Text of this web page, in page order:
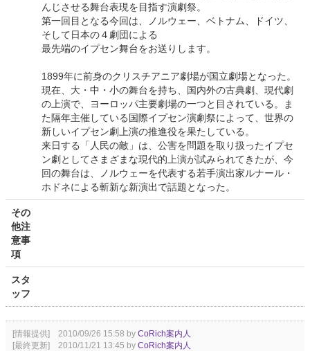
んじさせる舞台表現を目指す演劇祭。
第一回目となる今回は、ノルウェー、ベトナム、ドイツ、
そして日本の４劇団による
最先端のイプセン舞台をお送りします。
1899年に前身のクリスチアニア劇場が国立劇場となった。
現在、大・中・小の舞台を持ち、国内外の古典劇、現代劇
の上演で、ヨーロッパ主要劇場の一つと目されている。ま
た隔年主催している国際イプセン演劇祭によって、世界の
新しいイプセン劇上演の推進役を果たしている。
来日する「人民の敵」は、公害を問題を取り扱ったイプセ
ン劇としてさまざまな現代的上演が試みられてきたが、今
回の舞台は、ノルウェーを代表する若手演出家ルナール・
ホドネによる斬新な新演出で話題となった。
その
他注
意事
項
スタ
ッフ
[情報提供] 2010/09/26 15:58 by CoRich案内人
[最終更新] 2010/11/21 13:45 by CoRich案内人